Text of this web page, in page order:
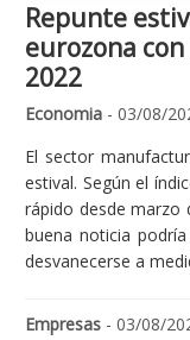
Repunte
eurozona
2022
Economia - 03/08/
El sector
estival. Según el
rápido desde marzo
buena noticia
desvanecerse a
Empresas - 03/08/